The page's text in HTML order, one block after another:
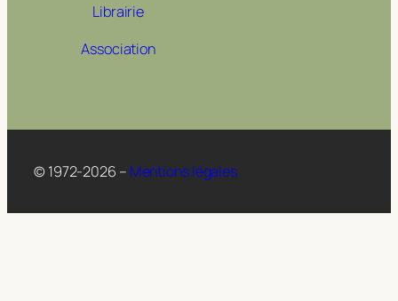
Librairie
Association
© 1972-2026 – Mentions légales